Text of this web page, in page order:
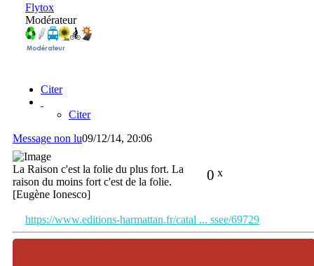
Flytox
Modérateur
Citer
Citer
Message non lu09/12/14, 20:06
0 x
La Raison c'est la folie du plus fort. La
raison du moins fort c'est de la folie.
[Eugène Ionesco]
https://www.editions-harmattan.fr/catal ... ssee/69729